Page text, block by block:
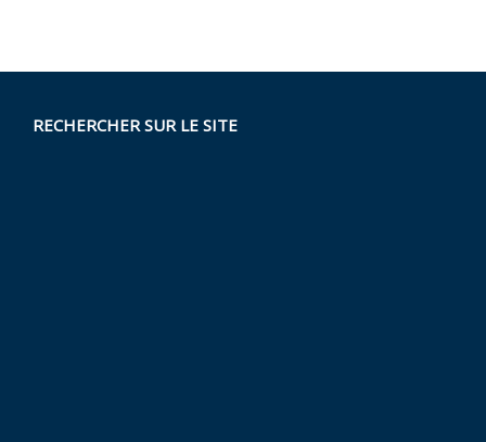
RECHERCHER SUR LE SITE